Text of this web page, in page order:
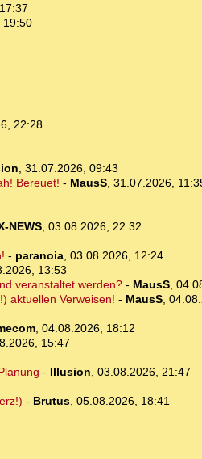
19:50
22:28
, 31.07.2026, 09:43
Bereuet! - MausS, 31.07.2026,
NEWS, 03.08.2026, 22:32
- paranoia, 03.08.2026, 12:24
13:53
veranstaltet werden?- MausS,
aktuellen Verweisen! - MausS,
, 04.08.2026, 18:12
15:47
- Illusion, 03.08.2026, 21:47
- Brutus, 05.08.2026, 18:41